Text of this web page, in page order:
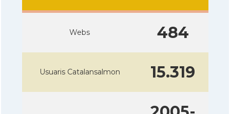
Webs 484
Usuaris Catalansalmon 15.319